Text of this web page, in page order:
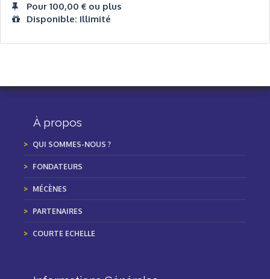
Pour 100,00 € ou plus
Disponible: Illimité
À propos
QUI SOMMES-NOUS ?
FONDATEURS
MÉCÈNES
PARTENAIRES
COURTE ECHELLE